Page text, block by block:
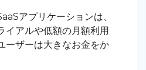
アプリケーションは、
イアルや低額の月額利用
ーザーは大きなお金をか